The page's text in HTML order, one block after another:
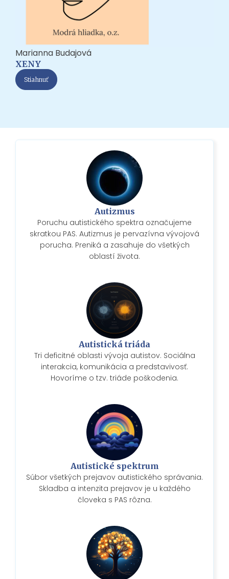
Marianna Budajová
XENY
Stiahnuť
Autizmus
Poruchu autistického spektra označujeme
skratkou PAS. Autizmus je pervazívna vývojová
porucha. Preniká a zasahuje do všetkých
oblastí života.
Autistická triáda
Tri deficitné oblasti vývoja autistov. Sociálna
interakcia, komunikácia a predstavivosť.
Hovoríme o tzv. triáde poškodenia.
Autistické spektrum
Súbor všetkých prejavov autistického správania.
Skladba a intenzita prejavov je u každého
človeka s PAS rôzna.